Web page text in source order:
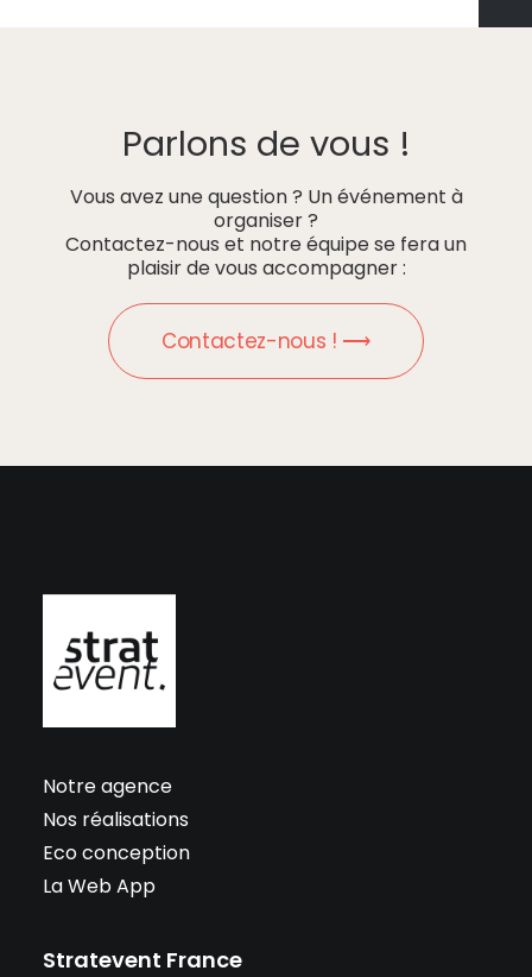
Parlons de vous !
Vous avez une question ? Un événement à
organiser ?
Contactez-nous et notre équipe se fera un
plaisir de vous accompagner :
Contactez-nous ! ⟶
Notre agence
Nos réalisations
Eco conception
La Web App
Stratevent France